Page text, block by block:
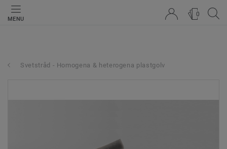
MENU
0
Svetstråd - Homogena & heterogena plastgolv